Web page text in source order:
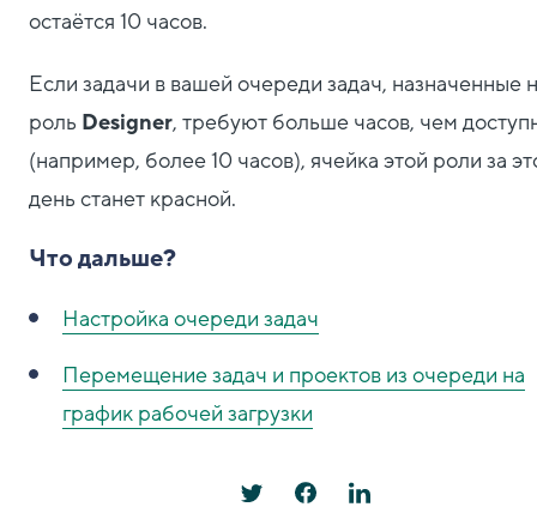
остаётся 10 часов.
Если задачи в вашей очереди задач, назначенные
роль Designer, требуют больше часов, чем
(например, более 10 часов), ячейка этой роли за
день станет красной.
Что дальше?
Настройка очереди задач
Перемещение задач и проектов из очереди на
график рабочей загрузки